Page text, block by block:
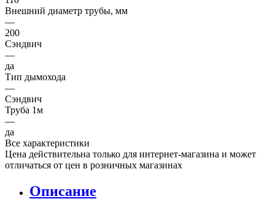
Внешний диаметр трубы, мм
—
200
Сэндвич
—
да
Тип дымохода
—
Сэндвич
Труба 1м
—
да
Все характеристики
Цена действительна только для интернет-магазина и может
отличаться от цен в розничных магазинах
Описание